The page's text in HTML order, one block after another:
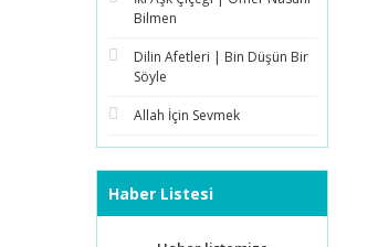
Bilmen
Dilin Afetleri | Bin Düşün Bir
Söyle
Allah İçin Sevmek
Haber Listesi